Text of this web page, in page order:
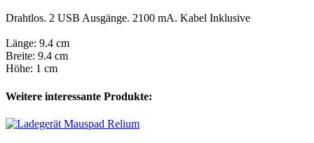
Drahtlos. 2 USB Ausgänge. 2100 mA. Kabel Inklusive
Länge: 9.4 cm
Breite: 9.4 cm
Höhe: 1 cm
Weitere interessante Produkte: